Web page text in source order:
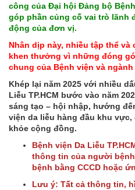
công của Đại hội Đảng bộ
góp phần củng cố vai trò lãnh
động của đơn vị.
Nhân dịp này, nhiều tập thể
khen thưởng vì những đóng
chung của Bệnh viện và ngành
Khép lại năm 2025 với nhiều
Liễu TP.HCM bước vào năm
sáng tạo – hội nhập, hướng
viện da liễu hàng đầu khu
khỏe cộng đồng.
Bệnh viện Da Liễu
thông tin của người
bệnh bằng CCCD hoặc
Lưu ý: Tất cả thông tin,